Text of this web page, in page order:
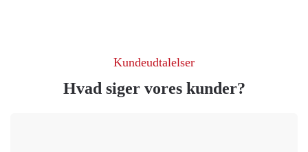
Kundeudtalelser
Hvad siger vores kunder?